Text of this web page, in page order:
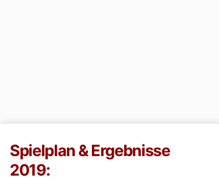
Spielplan & Ergebnisse
2019: